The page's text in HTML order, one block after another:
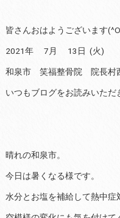
皆さんおはようございます
2021年 7月 13日 (火)
和泉市 笑福整骨院 院長村
いつもブログをお読みいただ
晴れの和泉市。
今日は暑くなる様です。
水分とお塩を補給して熱中症